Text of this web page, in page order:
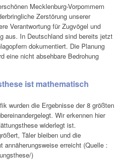
Mecklenburg-Vorpommern
Zerstörung unserer
Verantwortung für Zugvögel und
aus. In Deutschland sind bereits jetzt
dokumentiert. Die Planung
eine nicht absehbare Bedrohung
ist mathematisch
wurden die Ergebnisse der 8 größten
Wir erkennen hier
widerlegt ist.
Täler bleiben und die
annäherungsweise erreicht (Quelle :
)